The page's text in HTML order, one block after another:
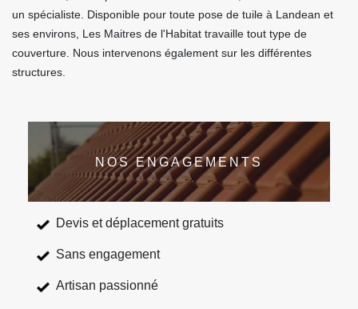
un spécialiste. Disponible pour toute pose de tuile à Landean et
ses environs, Les Maitres de l'Habitat travaille tout type de
couverture. Nous intervenons également sur les différentes
structures.
NOS ENGAGEMENTS
Devis et déplacement gratuits
Sans engagement
Artisan passionné